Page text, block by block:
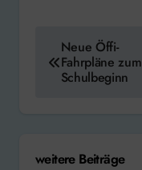
Beitragsnavigation
Neue Öffi-
Fahrpläne zum
Schulbeginn
weitere Beiträge